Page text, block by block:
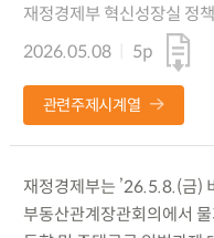
재정경제부 혁신성장실 정
2026.05.08
5p
관련주제시계열
재정경제부는 ’26.5.8.(금)
부동산관계장관회의에서